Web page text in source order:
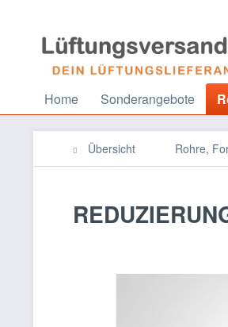
Home Sonderangebote
Übersicht Rohre,